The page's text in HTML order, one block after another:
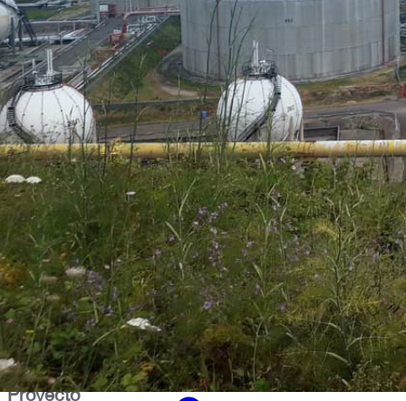
Proyecto
Trabajos realizados:
Mantenimiento industrial eléctrico
Voltaje medio & voltaje bajo
Área de Negocio:Industria
Actividad:Mantenimiento integral
País:España